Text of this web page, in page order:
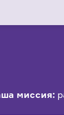
миссия: